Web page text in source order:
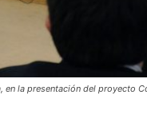
la presentación del proyecto